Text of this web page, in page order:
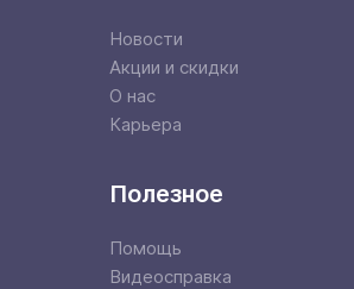
Новости
Акции и скидки
О нас
Карьера
Полезное
Помощь
Видеосправка